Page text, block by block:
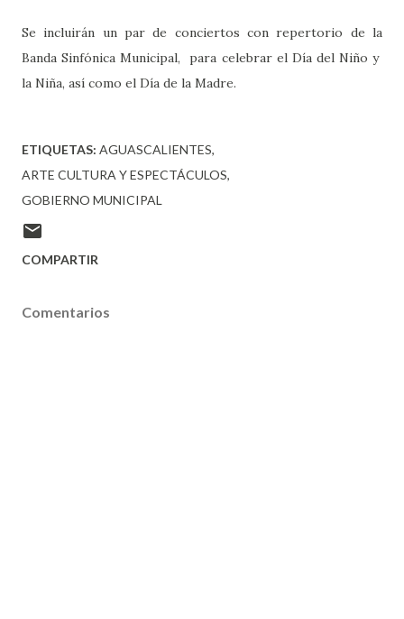
Se incluirán un par de conciertos con repertorio de la
Banda Sinfónica Municipal, para celebrar el Día del Niño y
la Niña, así como el Día de la Madre.
ETIQUETAS: AGUASCALIENTES
ARTE CULTURA Y ESPECTÁCULOS
GOBIERNO MUNICIPAL
COMPARTIR
Comentarios